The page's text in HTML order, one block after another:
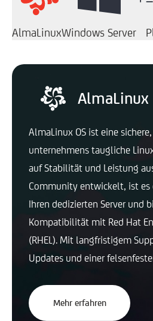
AlmaLinuxWindows Server
AlmaLinux
AlmaLinux OS ist eine
unternehmens taugliche
auf Stabilität und Leistung
Community entwickelt, ist es
Ihren dedizierten Server und
Kompatibilität mit Red Hat
(RHEL). Mit langfristigem
Updates und einer
Mehr erfahren